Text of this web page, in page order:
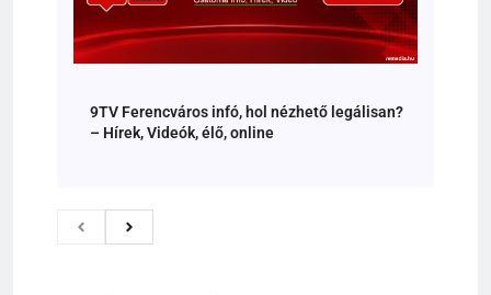
9TV Ferencváros infó, hol nézhető legálisan?
– Hírek, Videók, élő, online